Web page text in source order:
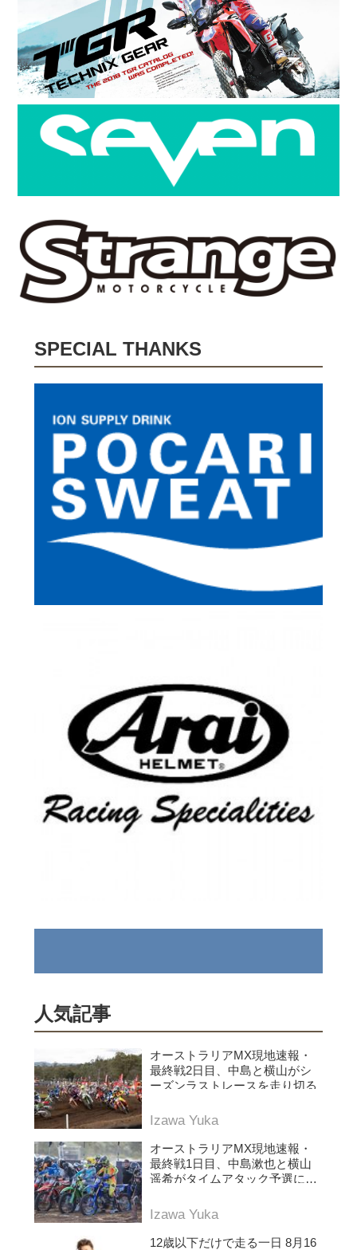
SPECIAL THANKS
人気記事
オーストラリアMX現地速報・
最終戦2日目、中島と横山がシ
ーズンラストレースを走り切る
Izawa Yuka
オーストラリアMX現地速報・
最終戦1日目、中島漱也と横山
遥希がタイムアタック予選に挑
Izawa Yuka
12歳以下だけで走る一日 8月16